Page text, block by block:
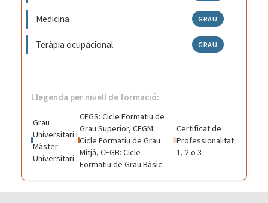
Medicina GRAU
Teràpia ocupacional GRAU
Llegenda per nivell de formació:
Grau
Universitari i
Màster
Universitari
CFGS: Cicle Formatiu de
Grau Superior, CFGM:
Cicle Formatiu de Grau
Mitjà, CFGB: Cicle
Formatiu de Grau Bàsic
Certificat de
Professionalitat
1, 2 o 3